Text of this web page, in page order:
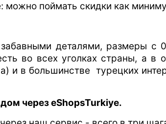
поймать скидки как
деталями, размеры с
во всех уголках страны, а в
в большинстве турецких
через eShopsTurkiye.